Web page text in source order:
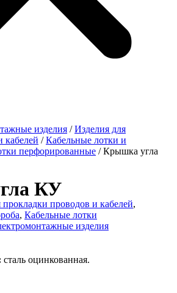
изделия /Изделия для
кабелей /Кабельные лотки и
перфорированные / Крышка угла
КУ
прокладки проводов и кабелей,
, Кабельные лотки
изделия
сталь оцинкованная.